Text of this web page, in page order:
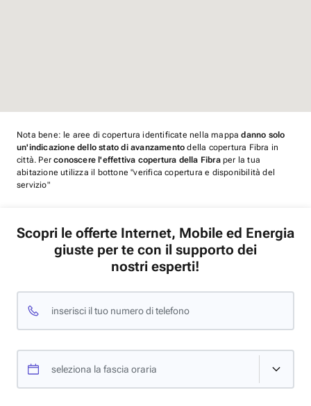
Nota bene: le aree di copertura identificate nella mappadanno solo
un'indicazione dello stato di avanzamento della copertura Fibra in
città. Perconoscere l'effettiva copertura della Fibraper la tua
abitazione utilizza il bottone "verifica copertura e disponibilità del
servizio"
Scopri le offerte Internet, Mobile ed Energia
giuste per te con il supporto dei
nostri esperti!
inserisci il tuo numero di telefono
seleziona la fascia oraria